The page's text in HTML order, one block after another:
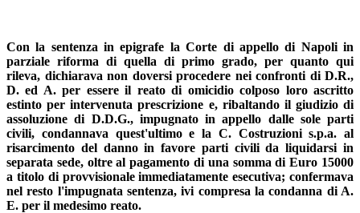
Con la sentenza in epigrafe la Corte di appello di Napoli in
parziale riforma di quella di primo grado, per quanto qui
rileva, dichiarava non doversi procedere nei confronti di D.R.,
D. ed A. per essere il reato di omicidio colposo loro ascritto
estinto per intervenuta prescrizione e, ribaltando il giudizio di
assoluzione di D.D.G., impugnato in appello dalle sole parti
civili, condannava quest'ultimo e la C. Costruzioni s.p.a. al
risarcimento del danno in favore parti civili da liquidarsi in
separata sede, oltre al pagamento di una somma di Euro 15000
a titolo di provvisionale immediatamente esecutiva; confermava
nel resto l'impugnata sentenza, ivi compresa la condanna di A.
E. per il medesimo reato.